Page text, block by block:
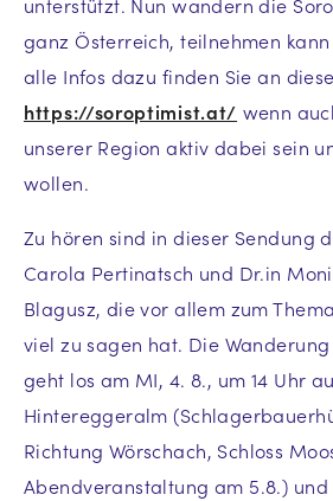
ganz Österreich, teilnehmen
alle Infos dazu finden Sie an
https://soroptimist.at/ wenn
unserer Region aktiv dabei sein
wollen.
Zu hören sind in dieser Sendung
Carola Pertinatsch und Dr.in
Blagusz, die vor allem zum
viel zu sagen hat. Die
geht los am MI, 4. 8., um 14 Uhr
Hintereggeralm
Richtung Wörschach, Schloss
Abendveranstaltung am 5.8.)